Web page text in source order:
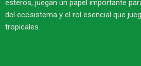
esteros, juegan un papel importante
del ecosistema y el rol esencial que
tropicales.